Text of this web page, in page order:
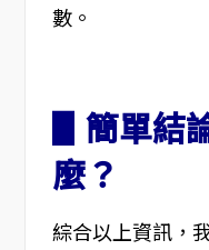
數。
▋簡單結
麼？
綜合以上資訊，